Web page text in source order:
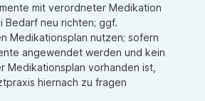
mit verordneter Medikation
Bedarf neu richten; ggf.
Medikationsplan nutzen; sofern
angewendet werden und kein
Medikationsplan vorhanden ist,
hiernach zu fragen